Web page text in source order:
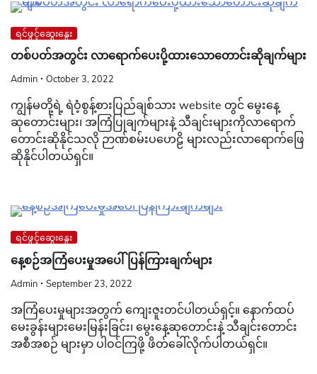
ရင်ဖွင့်ဆွေးနွေး
တစ်ပတ်အတွင်း လာရောက်ပေးပို့ထားသောတောင်းဆိုချက်များ
Admin October 3, 2022
ကျွန်မတို့ရဲ့ ရဲဝံ့စွန့်စားပြည်ချစ်သား website တွင် မွေးနေ့
ဆုတောင်းများ၊ အကြံပြုချက်များနဲ့ သီချင်းများကိုလာရောက်
တောင်းဆိုနိုင်သလို ဉာဏ်စမ်းပဟေဠိ များလည်းလာရောက်ဖြေ
ဆိုနိုင်ပါတယ်ရှင်။
ရင်ဖွင့်ဆွေးနွေး
နေ့စဉ်အကြံပေးမှုအပေါ်ပြန်ကြားချက်များ
Admin September 23, 2022
အကြံပေးမှုများအတွက် ကျေးဇူးတင်ပါတယ်ရှင့်။ နောက်ထပ်
မေးခွန်းများမေးမြန်းခြင်း၊ မွေးနေ့ဆုတောင်းနဲ့ သီချင်းတောင်း
အစီအစဉ် များမှာ ပါဝင်ကြဖို့ ဖိတ်ခေါ်လိုက်ပါတယ်ရှင်။